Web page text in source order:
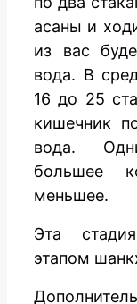
асаны и
из вас
вода. В
16 до 25
кишечник
вода.
большее
меньшее.
Эта
этапом